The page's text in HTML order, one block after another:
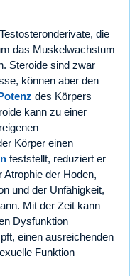
die
das Muskelwachstum
Steroide sind zwar
können aber den
des Körpers
kann zu einer
Körper einen
feststellt, reduziert er
der Hoden,
und der Unfähigkeit,
Mit der Zeit kann
Dysfunktion
einen ausreichenden
Funktion